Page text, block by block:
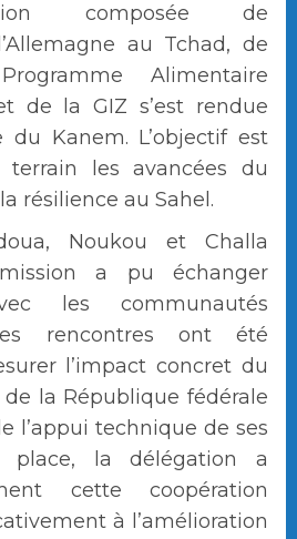
composée de
au Tchad, de
Alimentaire
de la GIZ s’est rendue
Kanem. L’objectif est
terrain les avancées du
résilience au Sahel.
Noukou et Challa
a pu échanger
les communautés
rencontres ont été
l’impact concret du
la République fédérale
l’appui technique de ses
place, la délégation a
cette coopération
à l’amélioration